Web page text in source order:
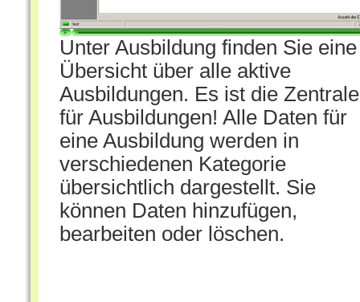
Unter Ausbildung finden Sie eine
Übersicht über alle aktive
Ausbildungen. Es ist die Zentrale
für Ausbildungen! Alle Daten für
eine Ausbildung werden in
verschiedenen Kategorie
übersichtlich dargestellt. Sie
können Daten hinzufügen,
bearbeiten oder löschen.